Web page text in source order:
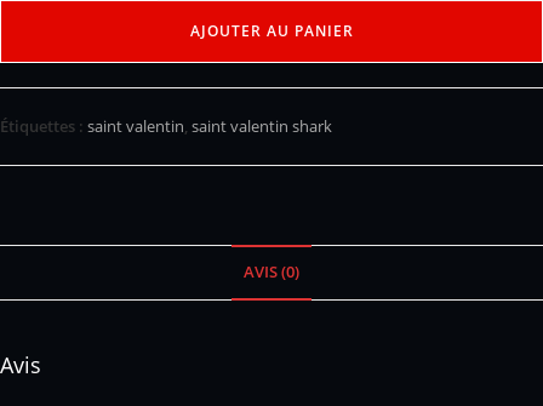
AJOUTER AU PANIER
Étiquettes : saint valentin, saint valentin shark
AVIS (0)
Avis